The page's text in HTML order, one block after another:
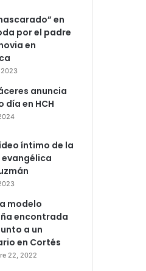
en
por el padre
en
2023
anuncia
día en HCH
íntimo de la
modelo
encontrada
a un
en Cortés
22, 2022